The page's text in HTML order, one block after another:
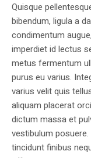
Quisque
bibendum, ligula a
condimentum
imperdiet id lectus
metus fermentum
purus eu varius.
varius velit quis
aliquam placerat
dictum massa et
vestibulum
tincidunt finibus